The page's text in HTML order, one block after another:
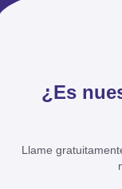
¿Es
Llame